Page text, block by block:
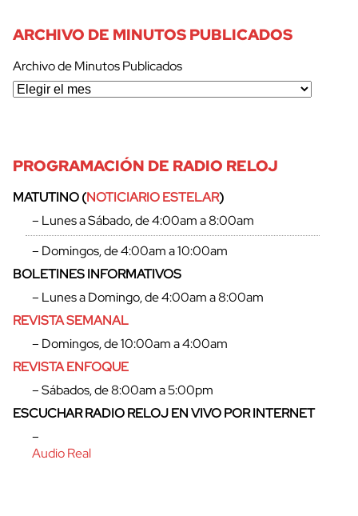
cerrar
ARCHIVO DE MINUTOS PUBLICADOS
Archivo de Minutos Publicados
PROGRAMACIÓN DE RADIO RELOJ
MATUTINO (NOTICIARIO ESTELAR)
– Lunes a Sábado, de 4:00am a 8:00am
– Domingos, de 4:00am a 10:00am
BOLETINES INFORMATIVOS
– Lunes a Domingo, de 4:00am a 8:00am
REVISTA SEMANAL
– Domingos, de 10:00am a 4:00am
REVISTA ENFOQUE
– Sábados, de 8:00am a 5:00pm
ESCUCHAR RADIO RELOJ EN VIVO POR INTERNET
–
Audio Real